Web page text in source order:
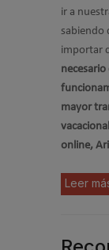
ir a
sabiendo
importar
mayor
online,
Leer